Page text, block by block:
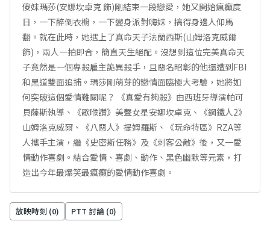
傻妹瑪莎(安娜坎卓克 飾)剛結束一段戀愛，她又開始瘋癲度
日，一下醉倒衣櫥，一下變身派對嗨妹，搞得身邊人仰馬
翻。就在此時，她遇上了真命天子法蘭西斯(山姆洛克威爾
飾)，兩人一拍即合，簡直天生絕配。沒想到這位完美真命天
子竟然是一個專殺雇主詭異殺手，且惡名昭彰的他還遭到FBI
和黑道雙面追捕。瑪莎剛萌芽的戀情面臨極大考驗，她將如
何突破這個愛情難關呢？ 《真愛有夠殺》由西班牙導演帕可
貝薩斯執導、《歌喉讚》美聲女星安娜坎卓克、《鋼鐵人2》
山姆洛克威爾、《八惡人》提姆羅斯、《玩命特區》RZA等
人攜手主演，繼《史密斯任務》及《刺客公敵》後，又一愛
情動作喜劇。結合愛情、喜劇、動作、黑色幽默等元素，打
造出今年最爆笑最瘋癲的愛情動作喜劇。
放映時刻 (0) PTT 討論 (0)